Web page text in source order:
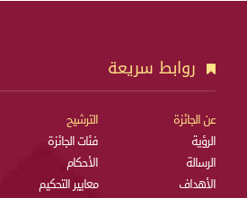
روابط سريعة
عن الجائزة
الرؤية
الرسالة
الأهداف
الترشيح
فئات الجائزة
الأحكام
معايير التحكيم